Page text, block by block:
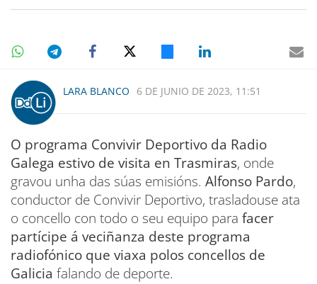
LARA BLANCO 6 DE JUNIO DE 2023, 11:51
O programa Convivir Deportivo da Radio
Galega estivo de visita en Trasmiras, onde
gravou unha das súas emisións. Alfonso Pardo,
conductor de Convivir Deportivo, trasladouse ata
o concello con todo o seu equipo para facer
partícipe á veciñanza deste programa
radiofónico que viaxa polos concellos de
Galicia falando de deporte.